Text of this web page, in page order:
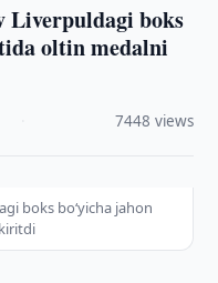
Liverpuldagi boks
oltin medalni
7448 views
boks bo‘yicha jahon